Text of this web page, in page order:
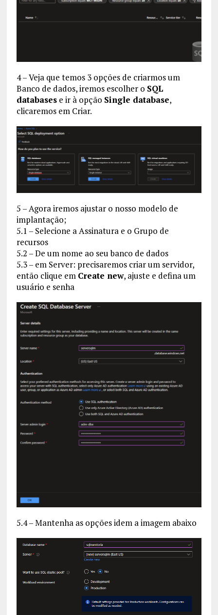
4 – Veja que temos 3 opções de criarmos um
Banco de dados, iremos escolher o SQL
databasese ir à opção Single database,
clicaremos em Criar.
5 – Agora iremos ajustar o nosso modelo de
implantação;
5.1 – Selecione a Assinatura e o Grupo de
recursos
5.2 – De um nome ao seu banco de dados
5.3 – em Server: precisaremos criar um servidor,
então clique em Create new, ajuste e defina um
usuário e senha
5.4 – Mantenha as opções idem a imagem abaixo